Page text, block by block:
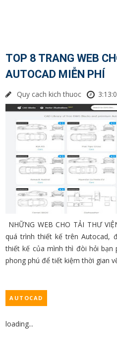
TOP 8 TRANG WEB
AUTOCAD MIỄN PHÍ
Quy cach kich thuoc
NHỮNG WEB CHO TẢI THƯ
quá trình thiết kế trên Autocad,
thiết kế của mình thì đòi hỏi bạn
phong phú để tiết kiệm thời gian
AUTOCAD
loading...